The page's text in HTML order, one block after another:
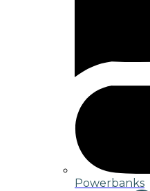
Powerbanks